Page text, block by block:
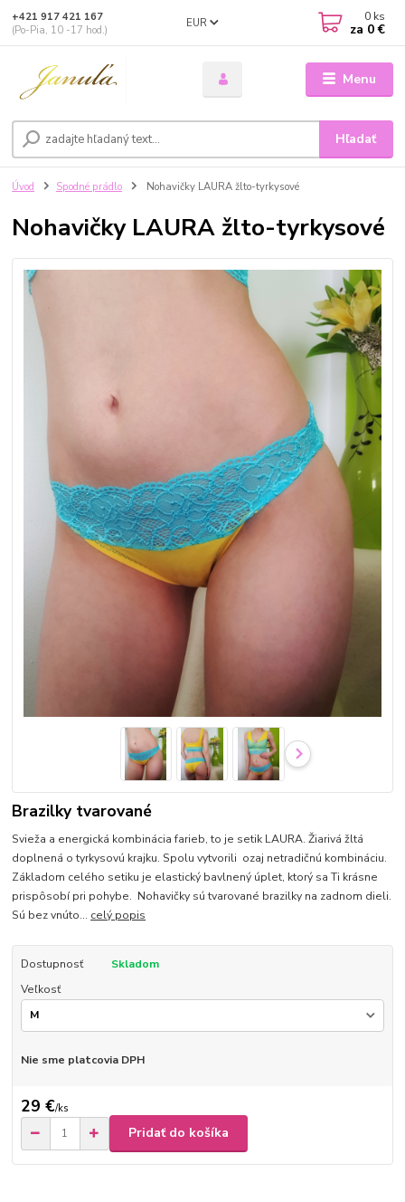
Menu
EUR
Hľadať
+421 917 421 167
(Po-Pia, 10 -17 hod.)
0 ks
za 0 €
Úvod Spodné prádlo Nohavičky LAURA žlto-tyrkysové
Nohavičky LAURA žlto-tyrkysové
Brazilky tvarované
Svieža a energická kombinácia farieb, to je setik LAURA. Žiarivá žltá
doplnená o tyrkysovú krajku. Spolu vytvorili ozaj netradičnú kombináciu.
Základom celého setiku je elastický bavlnený úplet, ktorý sa Ti krásne
prispôsobí pri pohybe. Nohavičky sú tvarované brazilky na zadnom dieli.
Sú bez vnúto... celý popis
Dostupnosť
Skladom
Veľkosť
Nie sme platcovia DPH
29 €/ks
Pridať do košíka